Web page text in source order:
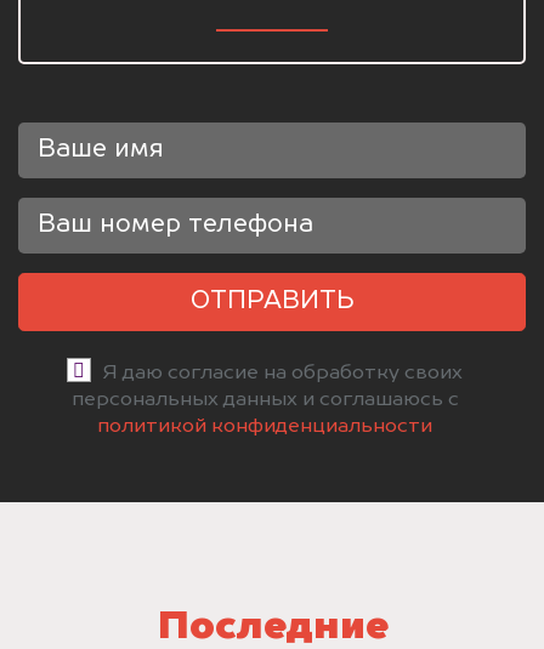
ОТПРАВИТЬ
Я даю согласие на обработку своих
персональных данных и соглашаюсь с
политикой конфиденциальности
Последние